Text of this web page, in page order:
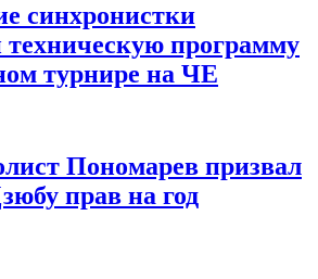
синхронистки
программу
турнире на ЧЕ
Пономарев призвал
прав на год